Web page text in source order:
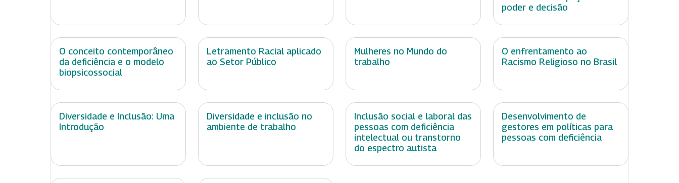
poder e decisão
O conceito contemporâneo
da deficiência e o modelo
biopsicossocial
Letramento Racial aplicado
ao Setor Público
Mulheres no Mundo do
trabalho
O enfrentamento ao
Racismo Religioso no Brasil
Diversidade e Inclusão: Uma
Introdução
Diversidade e inclusão no
ambiente de trabalho
Inclusão social e laboral das
pessoas com deficiência
intelectual ou transtorno
do espectro autista
Desenvolvimento de
gestores em políticas para
pessoas com deficiência